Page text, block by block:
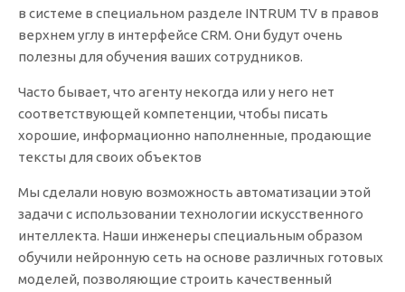
в системе в специальном разделе INTRUM TV в правов
верхнем углу в интерфейсе CRM. Они будут очень
полезны для обучения ваших сотрудников.
Часто бывает, что агенту некогда или у него нет
соответствующей компетенции, чтобы писать
хорошие, информационно наполненные, продающие
тексты для своих объектов
Мы сделали новую возможность автоматизации этой
задачи с использовании технологии искусственного
интеллекта. Наши инженеры специальным образом
обучили нейронную сеть на основе различных готовых
моделей, позволяющие строить качественный